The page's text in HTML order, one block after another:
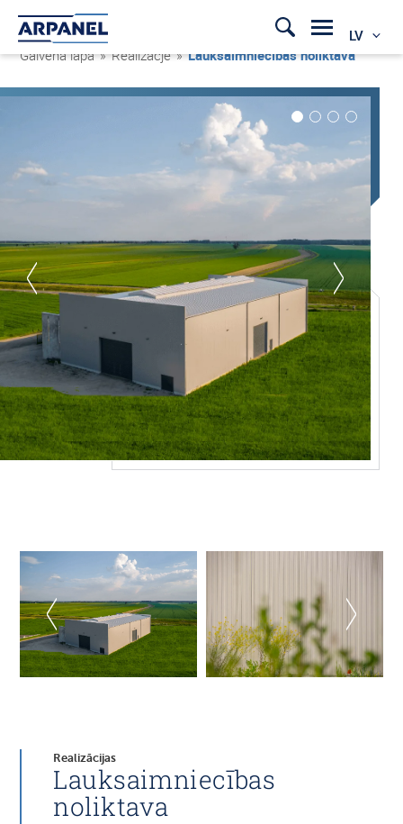
LV
Galvenā lapa » Realizacje »Lauksaimniecības noliktava
Realizācijas
Lauksaimniecības
noliktava